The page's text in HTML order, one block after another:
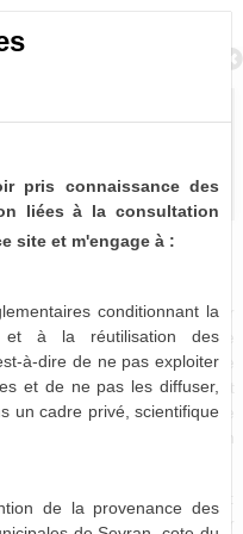
(1838-2014)
. -A intervalle régulier
élus se réunissent afin de
de la commune. Chaque
vote, dont le résultat fait
: la délibération. Chaque
définitif correspondant à son
trois formes distinctes :
insérées dans leur dossier
pris connaissance des
liées à la consultation
site et m'engage à :
conditionnant la
et à la réutilisation des
à-dire de ne pas exploiter
et de ne pas les diffuser,
un cadre privé, scientifique
de la provenance des